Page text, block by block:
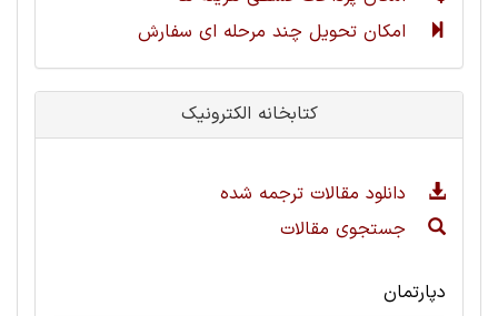
امکان تحویل چند مرحله ای سفارش
کتابخانه الکترونیک
دانلود مقالات ترجمه شده
جستجوی مقالات
دپارتمان